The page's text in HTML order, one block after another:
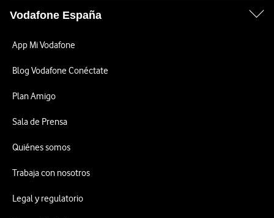
Vodafone España
App Mi Vodafone
Blog Vodafone Conéctate
Plan Amigo
Sala de Prensa
Quiénes somos
Trabaja con nosotros
Legal y regulatorio